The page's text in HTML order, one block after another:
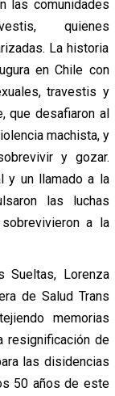
las comunidades
quienes
La historia
en Chile con
travestis y
que desafiaron al
machista, y
y gozar.
y un llamado a la
las luchas
a la
Sueltas, Lorenza
de Salud Trans
memorias
resignificación de
las disidencias
50 años de este